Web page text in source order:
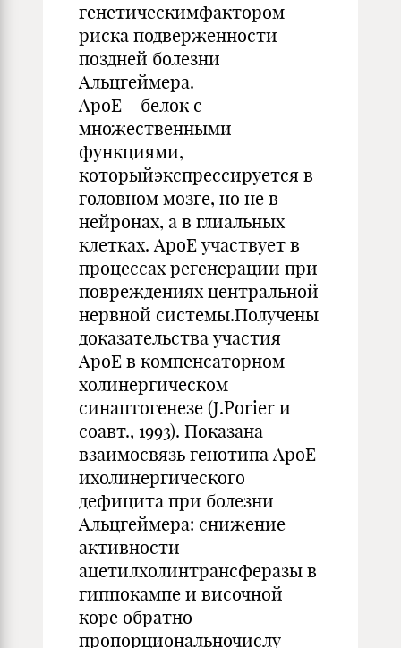
генетическимфактором
риска подверженности
поздней болезни
Альцгеймера.
АроЕ – белок с
множественными
функциями,
которыйэкспрессируется в
головном мозге, но не в
нейронах, а в глиальных
клетках. АроЕ участвует в
процессах регенерации при
повреждениях центральной
нервной системы.Получены
доказательства участия
АроЕ в компенсаторном
холинергическом
синаптогенезе (J.Porier и
соавт., 1993). Показана
взаимосвязь генотипа АроЕ
ихолинергического
дефицита при болезни
Альцгеймера: снижение
активности
ацетилхолинтрансферазы в
гиппокампе и височной
коре обратно
пропорциональночислу